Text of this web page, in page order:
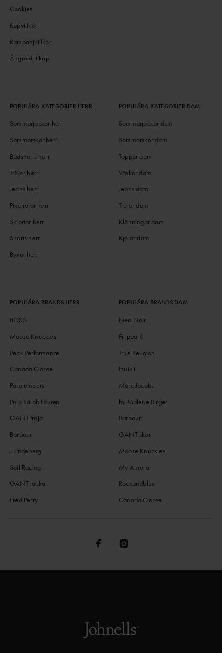
Cookies
Köpvillkor
Kampanjvillkor
Ångra ditt köp
POPULÄRA KATEGORIER HERR
Sommarjackor herr
Sommarskor herr
Badshorts herr
Tröjor herr
Jeans herr
Pikétröjor herr
Skjortor herr
Shorts herr
Byxor herr
POPULÄRA KATEGORIER DAM
Sommarjackor dam
Sommarskor dam
Toppar dam
Väskor dam
Jeans dam
Tröjor dam
Klänningar dam
Kjolar dam
POPULÄRA BRANDS HERR
BOSS
Moose Knuckles
Peak Performance
Canada Goose
Parajumpers
Polo Ralph Lauren
GANT tröja
Barbour
J.Lindeberg
Sail Racing
GANT jacka
Fred Perry
POPULÄRA BRANDS DAM
Neo Noir
Filippa K
True Religion
Inuikii
Marc Jacobs
by Malene Birger
Barbour
GANT skor
Moose Knuckles
My Aurora
Rockandblue
Canada Goose